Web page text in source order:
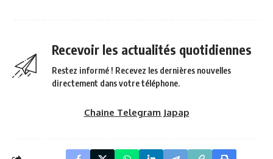
Recevoir les actualités quotidiennes
Restez informé ! Recevez les dernières nouvelles
directement dans votre téléphone.
Chaine Telegram Japap